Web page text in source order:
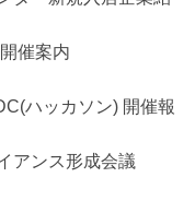
催案内
ハッカソン) 開催報
アンス形成会議